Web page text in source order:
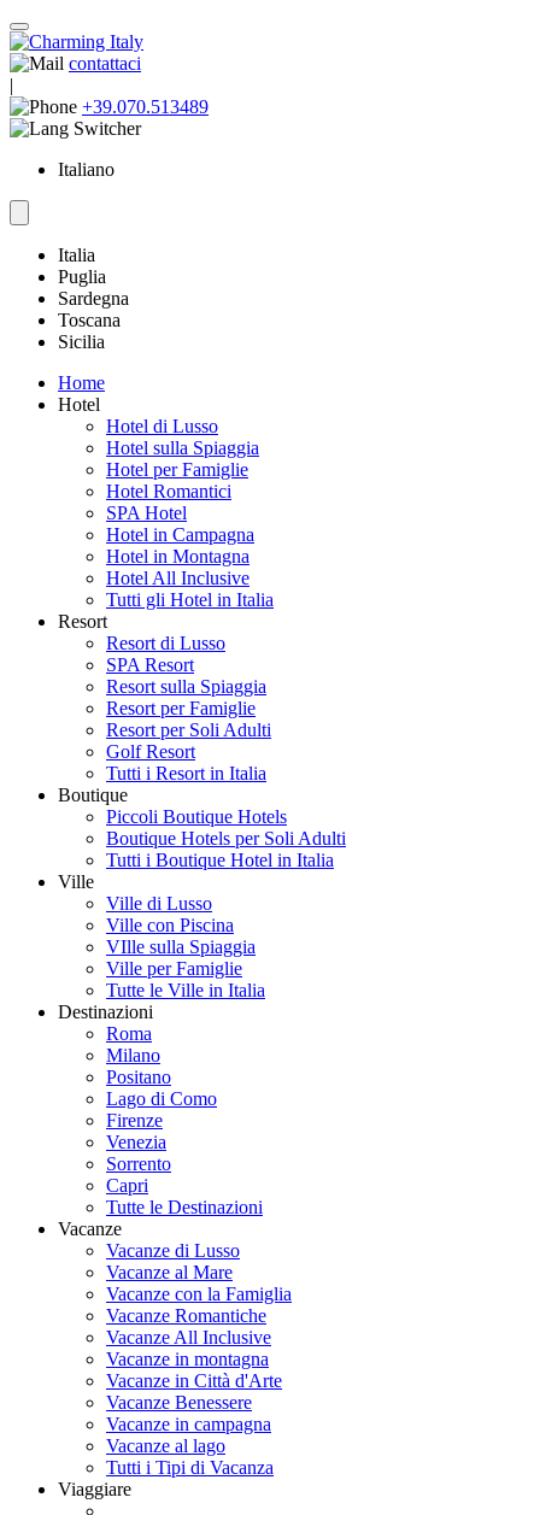
contattaci
|
+39.070.513489
Italiano
Italia
Puglia
Sardegna
Toscana
Sicilia
Home
Hotel
Hotel di Lusso
Hotel sulla Spiaggia
Hotel per Famiglie
Hotel Romantici
SPA Hotel
Hotel in Campagna
Hotel in Montagna
Hotel All Inclusive
Tutti gli Hotel in Italia
Resort
Resort di Lusso
SPA Resort
Resort sulla Spiaggia
Resort per Famiglie
Resort per Soli Adulti
Golf Resort
Tutti i Resort in Italia
Boutique
Piccoli Boutique Hotels
Boutique Hotels per Soli Adulti
Tutti i Boutique Hotel in Italia
Ville
Ville di Lusso
Ville con Piscina
VIlle sulla Spiaggia
Ville per Famiglie
Tutte le Ville in Italia
Destinazioni
Roma
Milano
Positano
Lago di Como
Firenze
Venezia
Sorrento
Capri
Tutte le Destinazioni
Vacanze
Vacanze di Lusso
Vacanze al Mare
Vacanze con la Famiglia
Vacanze Romantiche
Vacanze All Inclusive
Vacanze in montagna
Vacanze in Città d'Arte
Vacanze Benessere
Vacanze in campagna
Vacanze al lago
Tutti i Tipi di Vacanza
Viaggiare